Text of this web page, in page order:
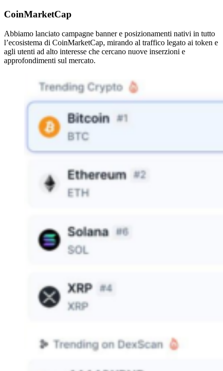
CoinMarketCap
Abbiamo lanciato campagne banner e posizionamenti nativi in tutto
l’ecosistema di CoinMarketCap, mirando al traffico legato ai token e
agli utenti ad alto interesse che cercano nuove inserzioni e
approfondimenti sul mercato.